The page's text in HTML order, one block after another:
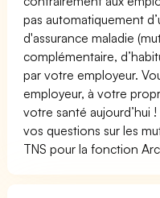
pas automatiquement
d'assurance maladie
complémentaire,
par votre employeur.
employeur, à votre
votre santé aujourd’hui
vos questions sur les
TNS pour la fonction